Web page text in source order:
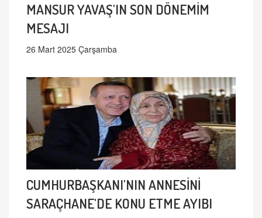
MANSUR YAVAŞ'IN SON DÖNEMİM
MESAJI
26 Mart 2025 Çarşamba
CUMHURBAŞKANI'NIN ANNESİNİ
SARAÇHANE'DE KONU ETME AYIBI